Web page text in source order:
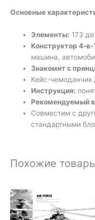
Основные
Элементы: 173
Конструктор 4-в-
машина,
Знакомит с
Кейс-чемоданчик
Инструкция:
Рекомендуемый
Совместим с
стандартными
Похожие